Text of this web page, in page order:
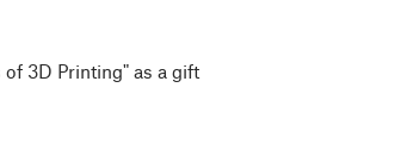
3D Printing" as a gift